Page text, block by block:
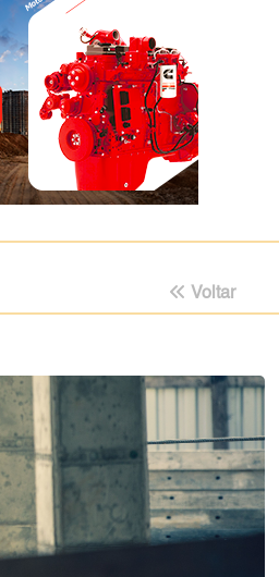
Voltar